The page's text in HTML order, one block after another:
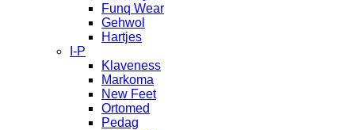
Funq Wear
Gehwol
Hartjes
I-P
Klaveness
Markoma
New Feet
Ortomed
Pedag